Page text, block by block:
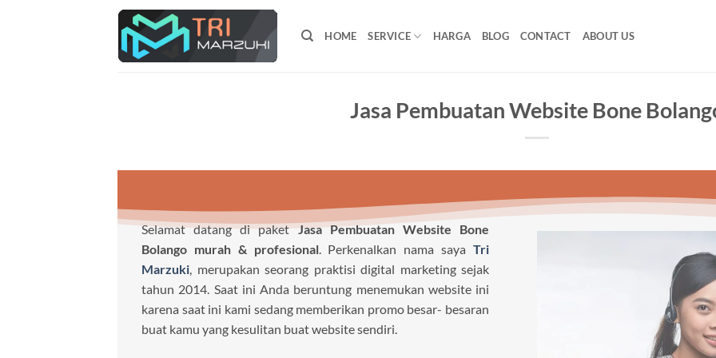
HOME SERVICE HARGA BLOG CONTACT ABOUT US
Jasa Pembuatan Website Bone
Selamat datang di paketJasa Pembuatan Website Bone
Bolango murah & profesional. Perkenalkan nama sayaTri
Marzuki, merupakan seorang praktisi digital marketing sejak
tahun 2014. Saat ini Anda beruntung menemukan website ini
karena saat ini kami sedang memberikan promo besar- besaran
buat kamu yang kesulitan buat website sendiri.